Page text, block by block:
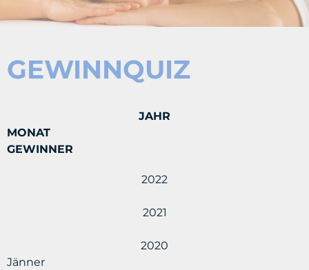
GEWINNQUIZ
JAHR
MONAT
GEWINNER
2022
2021
2020
Jänner